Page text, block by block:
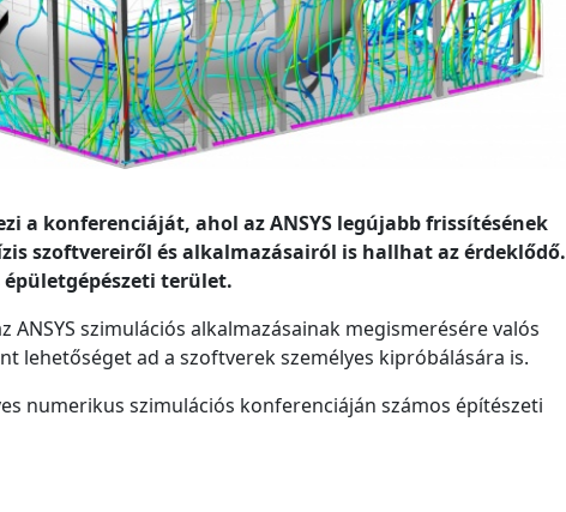
a konferenciáját, ahol az ANSYS legújabb frissítésének
szoftvereiről és alkalmazásairól is hallhat az érdeklődő.
terület.
szimulációs alkalmazásainak megismerésére valós
lehetőséget ad a szoftverek személyes kipróbálására is.
numerikus szimulációs konferenciáján számos építészeti